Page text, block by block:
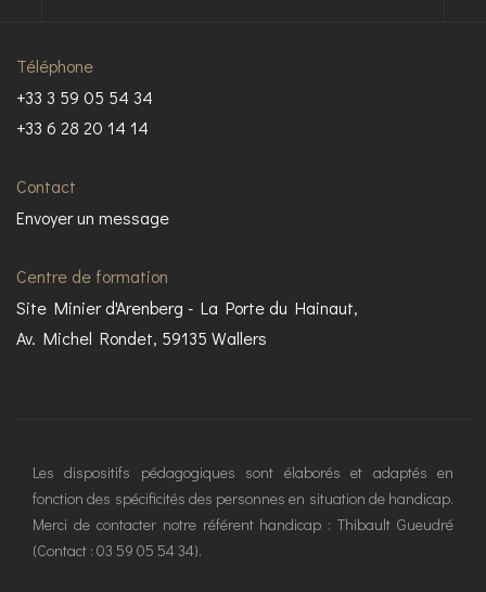
Téléphone
+33 3 59 05 54 34
+33 6 28 20 14 14
Contact
Envoyer un message
Centre de formation
Site Minier d'Arenberg - La Porte du Hainaut,
Av. Michel Rondet, 59135 Wallers
Les dispositifs pédagogiques sont élaborés et adaptés en
fonction des spécificités des personnes en situation de handicap.
Merci de contacter notre référent handicap : Thibault Gueudré
(Contact : 03 59 05 54 34).